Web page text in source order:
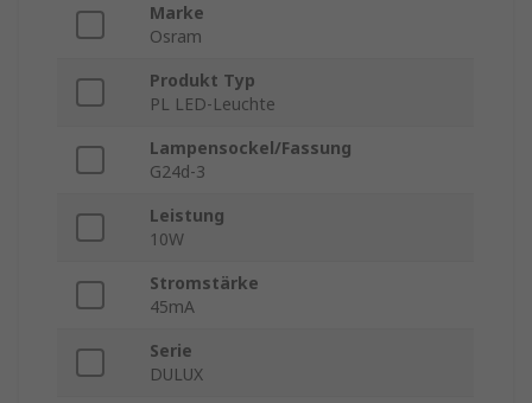
Marke
Osram
Produkt Typ
PL LED-Leuchte
Lampensockel/Fassung
G24d-3
Leistung
10W
Stromstärke
45mA
Serie
DULUX